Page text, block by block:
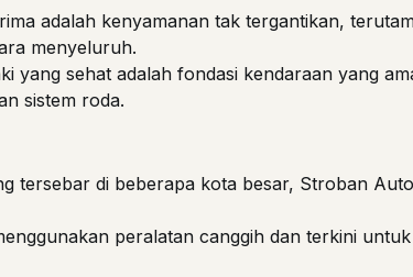
adalah kenyamanan tak tergantikan,
menyeluruh.
yang sehat adalah fondasi kendaraan yang
sistem roda.
tersebar di beberapa kota besar, Stroban
peralatan canggih dan terkini